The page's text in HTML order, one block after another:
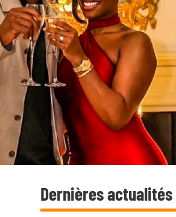
Dernières actualités